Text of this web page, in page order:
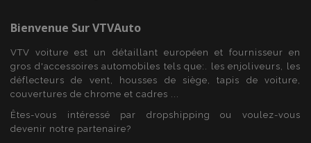
Bienvenue SurVTVAuto
VTV voiture est un détaillant européen et fournisseur en
gros d'accessoires automobiles tels que:. les enjoliveurs, les
déflecteurs de vent, housses de siège, tapis de voiture,
couvertures de chrome et cadres ...
Êtes-vous intéressé par dropshipping ou voulez-vous
devenir notre partenaire?
fonctionnalités de base du site Web telles que la
connexion des utilisateurs et la gestion des
comptes. Le site Web ne peut pas être utilisé
correctement sans les cookies strictement
nécessaires.
Nom
Fournisseur/